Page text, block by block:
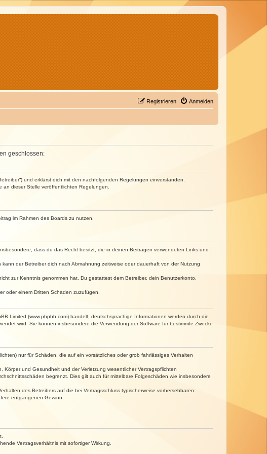
Anmelden
Registrieren
geschlossen:
und erklärst dich mit den nachfolgenden Regelungen einverstanden.
dieser Stelle veröffentlichten Regelungen.
im Rahmen des Boards zu nutzen.
dass du das Recht besitzt, die in deinen Beiträgen verwendeten Links und
der Betreiber dich nach Abmahnung zeitweise oder dauerhaft von der Nutzung
zur Kenntnis genommen hat. Du gestattest dem Betreiber, dein Benutzerkonto,
oder einem Dritten Schaden zuzufügen.
Limited (www.phpbb.com) handelt; deutschsprachige Informationen werden durch die
wird. Sie können insbesondere die Verwendung der Software für bestimmte Zwecke
nur für Schäden, die auf ein vorsätzliches oder grob fahrlässiges Verhalten
und Gesundheit und der Verletzung wesentlicher Vertragspflichten
begrenzt. Dies gilt auch für mittelbare Folgeschäden wie insbesondere
des Betreibers auf die bei Vertragsschluss typischerweise vorhersehbaren
entgangenen Gewinn.
Vertragsverhältnis mit sofortiger Wirkung.